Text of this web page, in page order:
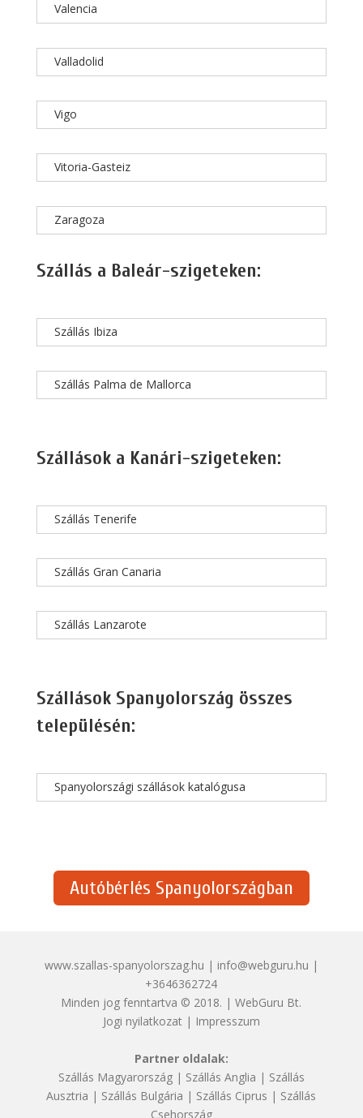
Valencia
Valladolid
Vigo
Vitoria-Gasteiz
Zaragoza
Szállás a Baleár-szigeteken:
Szállás Ibiza
Szállás Palma de Mallorca
Szállások a Kanári-szigeteken:
Szállás Tenerife
Szállás Gran Canaria
Szállás Lanzarote
Szállások Spanyolország összes
településén:
Spanyolországi szállások katalógusa
Autóbérlés Spanyolországban
www.szallas-spanyolorszag.hu | info@webguru.hu |
+3646362724
Minden jog fenntartva © 2018. | WebGuru Bt.
Jogi nyilatkozat| Impresszum
Partner oldalak:
Szállás Magyarország| Szállás Anglia | Szállás
Ausztria | Szállás Bulgária | Szállás Ciprus | Szállás
Csehország